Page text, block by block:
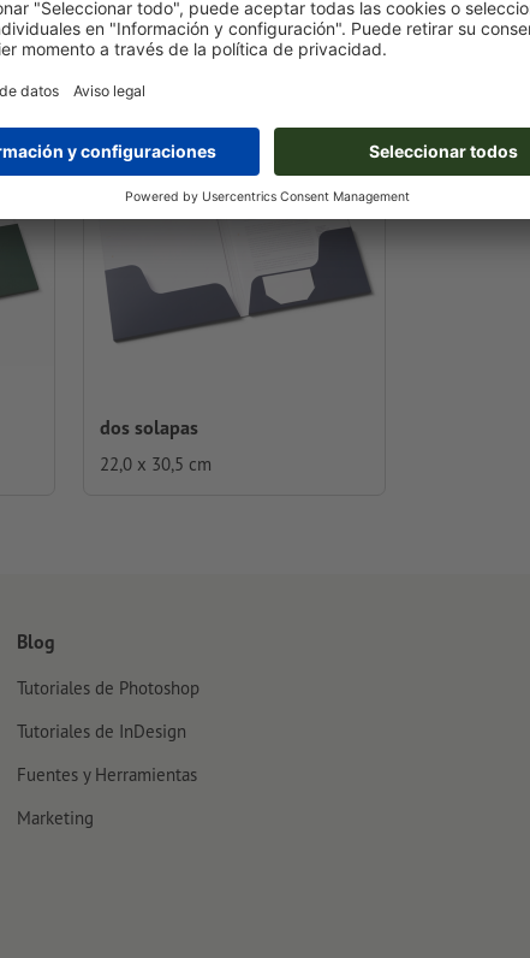
dos solapas
22,0 x 30,5 cm
Blog
Tutoriales de Photoshop
Tutoriales de InDesign
Fuentes y Herramientas
Marketing